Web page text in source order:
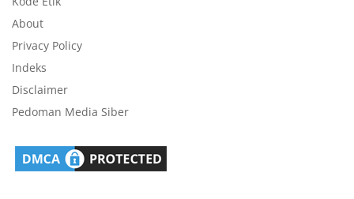
About
Privacy Policy
Indeks
Disclaimer
Pedoman Media Siber